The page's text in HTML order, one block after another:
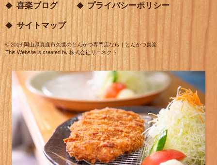
喜楽ブログ プライバシーポリシー
サイトマップ
©2019 岡山県真庭市久世のとんかつ専門店なら｜とんかつ喜楽
This Website is created by株式会社リコネクト